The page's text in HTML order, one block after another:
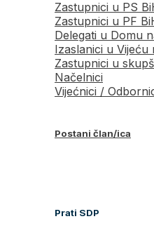
Zastupnici u PS
Zastupnici u PF
Delegati u Domu
Izaslanici u Vijeću
Zastupnici u
Načelnici
Vijećnici /
Postani član/ica
Prati SDP